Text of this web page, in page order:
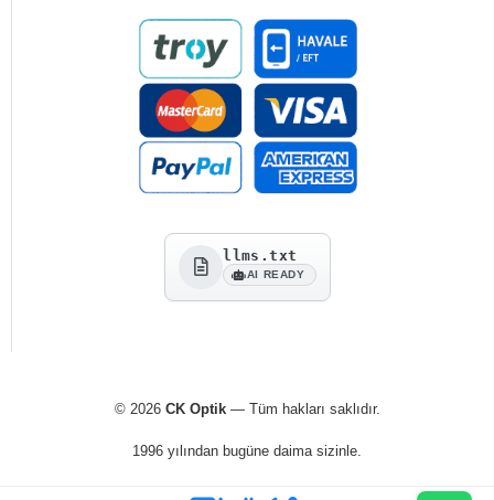
llms.txt
AI READY
© 2026 CK Optik— Tüm hakları saklıdır.
1996 yılından bugüne daima sizinle.